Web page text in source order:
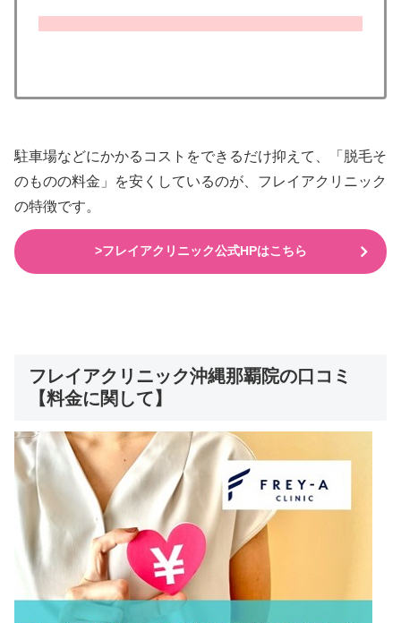
駐車場などにかかるコストをできるだけ抑えて、「脱毛そ
のものの料金」を安くしているのが、フレイアクリニック
の特徴です。
>フレイアクリニック公式HPはこちら
フレイアクリニック沖縄那覇院の口コミ
【料金に関して】